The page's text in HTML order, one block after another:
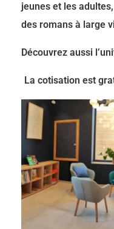
jeunes et les
des romans à large
Découvrez aussi
La cotisation est